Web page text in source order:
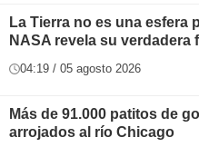
La Tierra no es una esfera
NASA revela su verdadera
04:19 / 05 agosto 2026
Más de 91.000 patitos de
arrojados al río Chicago